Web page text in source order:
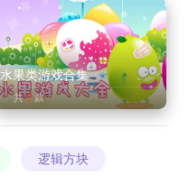
水果类游戏合集
共2款
逻辑方块